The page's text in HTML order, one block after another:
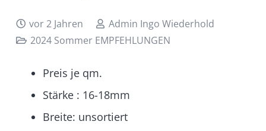
vor 2 Jahren
Admin Ingo Wiederhold
2024 Sommer EMPFEHLUNGEN
Preis je qm.
Stärke : 16-18mm
Breite: unsortiert